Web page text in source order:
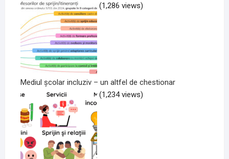
(1,286 views)
Mediul școlar incluziv – un altfel de chestionar
(1,234 views)